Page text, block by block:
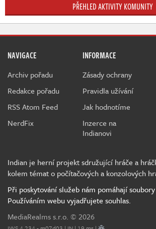
PŘEHLED AKTIVITY KOMUNITY
NAVIGACE
Archiv pořadu
Redakce pořadu
RSS Atom Feed
NerdFix
INFORMACE
Zásady ochrany
Pravidla užívání
Jak hodnotíme
Inzerce na
Indianovi
Indian je herní projekt sdružující hráče a
kolem témat o počítačových a konzolových
Při poskytování služeb nám pomáhají
Používáním webu vyjadřujete souhlas.
MediaRealms s.r.o. © 2026